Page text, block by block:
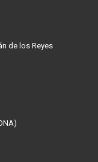
de los Reyes